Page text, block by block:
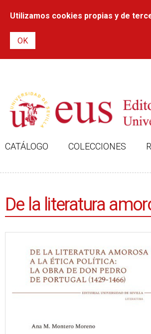
Utilizamos cookies propias y de
CATÁLOGO COLECCIONES
De la literatura